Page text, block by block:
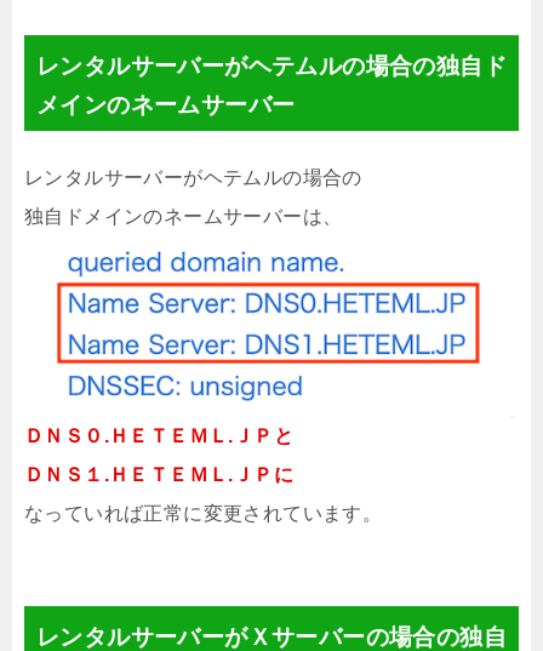
レンタルサーバーがヘテムルの場合の独自ド
メインのネームサーバー
レンタルサーバーがヘテムルの場合の
独自ドメインのネームサーバーは、
ＤＮＳ０.ＨＥＴＥＭＬ.ＪＰと
ＤＮＳ１.ＨＥＴＥＭＬ.ＪＰに
なっていれば正常に変更されています。
レンタルサーバーがＸサーバーの場合の独自